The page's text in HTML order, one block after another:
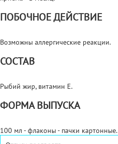
ПОБОЧНОЕ ДЕЙСТВИЕ
Возможны аллергические реакции.
СОСТАВ
Рыбий жир, витамин Е.
ФОРМА ВЫПУСКА
100 мл - флаконы - пачки картонные.